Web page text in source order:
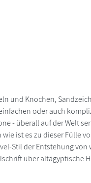
und Knochen,
oder auch
- überall auf der Welt
ist es zu dieser Fülle
Stil der Entstehung
über altägyptische